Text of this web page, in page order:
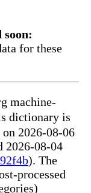
soon:
for these
machine-
dictionary is
on 2026-08-06
2026-08-04
). The
processed